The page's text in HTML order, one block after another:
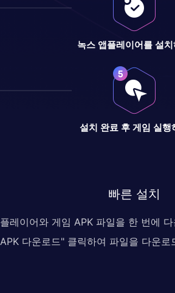
녹스 앱플레이어를 설치
설치 완료 후 게임 실행
빠른 설치
레이어와 게임 APK 파일을 한 번에
다운로드" 클릭하여 파일을 다운